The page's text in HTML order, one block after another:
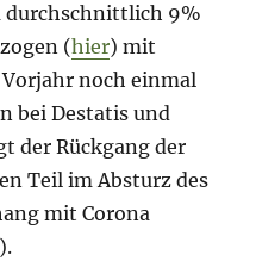
durchschnittlich 9%
(hier) mit
noch einmal
bei Destatis und
der Rückgang der
Teil im Absturz des
mit Corona
).